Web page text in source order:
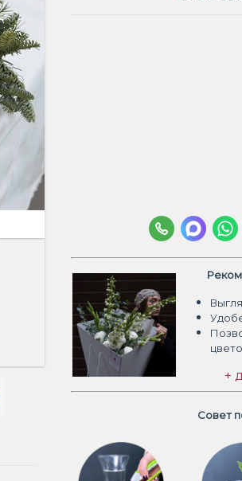
+
Совет